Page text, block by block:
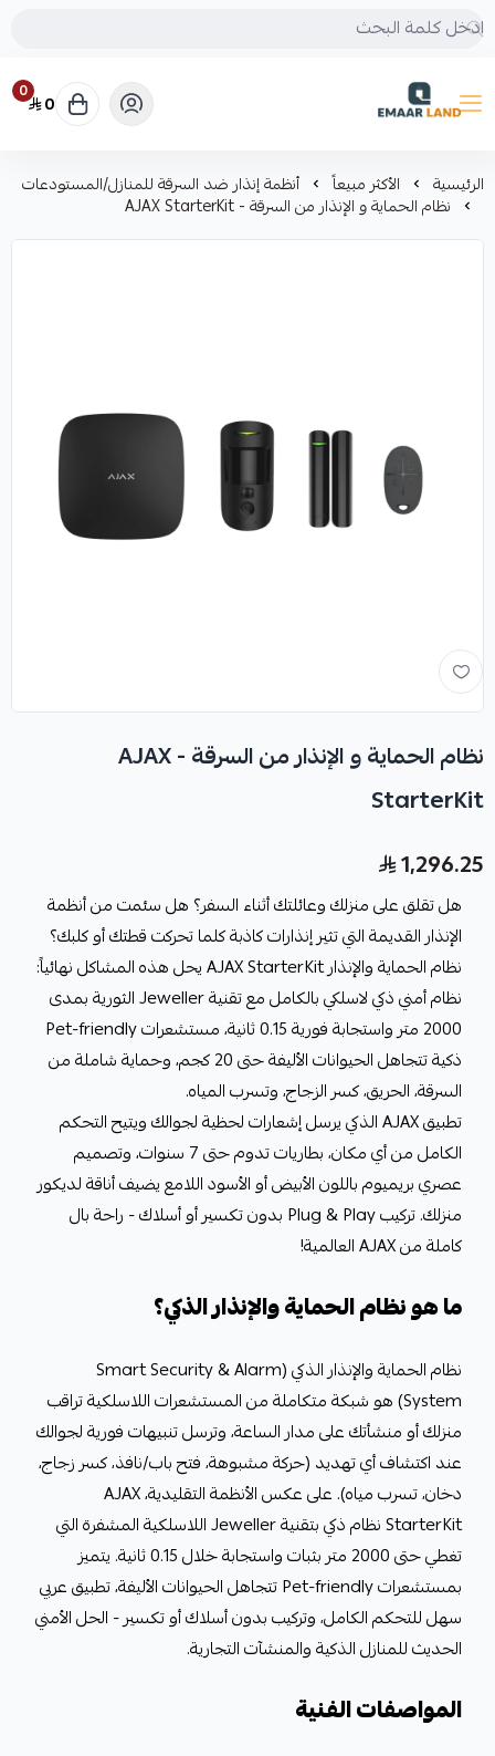
إعمار لاند
0 0
الرئيسية الأكثر مبيعاً أنظمة إنذار ضد السرقة للمنازل/المستودعات
نظام الحماية و الإنذار من السرقة - AJAX StarterKit
نظام الحماية و الإنذار من السرقة - AJAX
StarterKit
1,296.25
هل تقلق على منزلك وعائلتك أثناء السفر؟ هل سئمت من أنظمة
الإنذار القديمة التي تثير إنذارات كاذبة كلما تحركت قطتك أو كلبك؟
نظام الحماية والإنذار AJAX StarterKit يحل هذه المشاكل نهائياً:
نظام أمني ذكي لاسلكي بالكامل مع تقنية Jeweller الثورية بمدى
2000 متر واستجابة فورية 0.15 ثانية، مستشعرات Pet-friendly
ذكية تتجاهل الحيوانات الأليفة حتى 20 كجم، وحماية شاملة من
السرقة، الحريق، كسر الزجاج، وتسرب المياه.
تطبيق AJAX الذكي يرسل إشعارات لحظية لجوالك ويتيح التحكم
الكامل من أي مكان، بطاريات تدوم حتى 7 سنوات، وتصميم
عصري بريميوم باللون الأبيض أو الأسود اللامع يضيف أناقة لديكور
منزلك. تركيب Plug & Play بدون تكسير أو أسلاك - راحة بال
كاملة من AJAX العالمية!
ما هو نظام الحماية والإنذار الذكي؟
نظام الحماية والإنذار الذكي (Smart Security & Alarm
System) هو شبكة متكاملة من المستشعرات اللاسلكية تراقب
منزلك أو منشأتك على مدار الساعة، وترسل تنبيهات فورية لجوالك
عند اكتشاف أي تهديد (حركة مشبوهة، فتح باب/نافذ، كسر زجاج،
دخان، تسرب مياه). على عكس الأنظمة التقليدية، AJAX
StarterKit نظام ذكي بتقنية Jeweller اللاسلكية المشفرة التي
تغطي حتى 2000 متر بثبات واستجابة خلال 0.15 ثانية. يتميز
بمستشعرات Pet-friendly تتجاهل الحيوانات الأليفة، تطبيق عربي
سهل للتحكم الكامل، وتركيب بدون أسلاك أو تكسير - الحل الأمني
الحديث للمنازل الذكية والمنشآت التجارية.
المواصفات الفنية